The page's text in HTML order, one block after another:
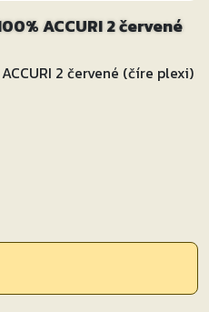
ACCURI 2 červené
2 červené (číre plexi)